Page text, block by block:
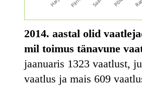
2014. aastal olid
mil toimus tänavune
jaanuaris 1323 vaatlust,
vaatlus ja mais 609